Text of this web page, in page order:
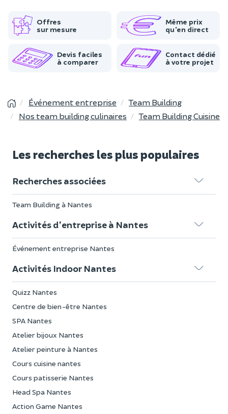
Offres
sur mesure
Même prix
qu'en direct
Devis faciles
à comparer
Contact dédié
à votre projet
Événement entreprise
Team Building
Nos team building culinaires
Team Building Cuisine
Les recherches les plus populaires
Recherches associées
Team Building à Nantes
Activités d'entreprise à Nantes
Événement entreprise Nantes
Activités Indoor Nantes
Quizz Nantes
Centre de bien-être Nantes
SPA Nantes
Atelier bijoux Nantes
Atelier peinture à Nantes
Cours cuisine nantes
Cours patisserie Nantes
Head Spa Nantes
Action Game Nantes